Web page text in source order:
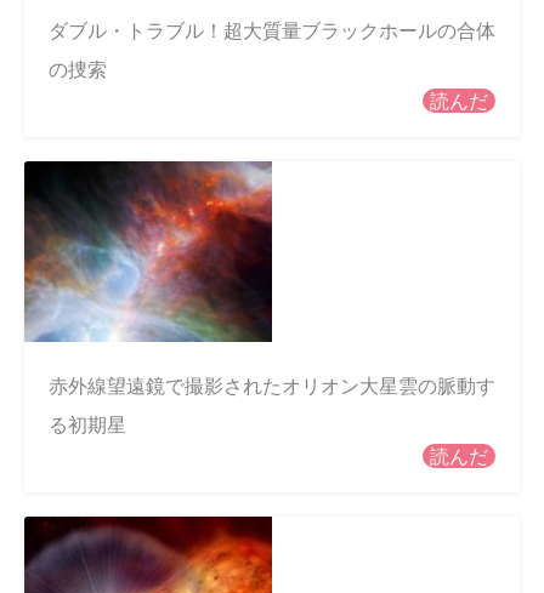
ダブル・トラブル！超大質量ブラックホールの合体
の捜索
読んだ
赤外線望遠鏡で撮影されたオリオン大星雲の脈動す
る初期星
読んだ